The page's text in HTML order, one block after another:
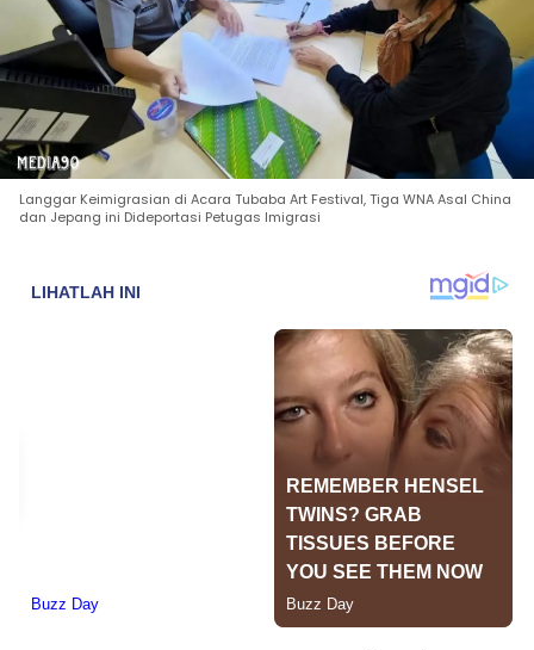
Langgar Keimigrasian di Acara Tubaba Art Festival, Tiga WNA Asal China
dan Jepang ini Dideportasi Petugas Imigrasi